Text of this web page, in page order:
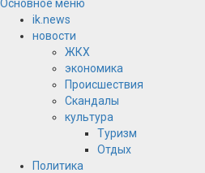
Основное меню
ik.news
новости
ЖКХ
экономика
Происшествия
Скандалы
культура
Туризм
Отдых
Политика